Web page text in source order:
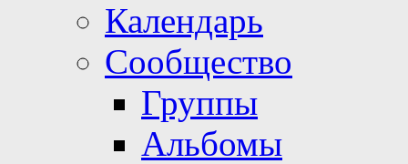
Календарь
Сообщество
Группы
Альбомы